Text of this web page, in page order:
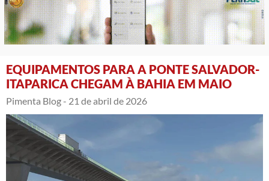
EQUIPAMENTOS PARA A PONTE SALVADOR-
ITAPARICA CHEGAM À BAHIA EM MAIO
Pimenta Blog - 21 de abril de 2026